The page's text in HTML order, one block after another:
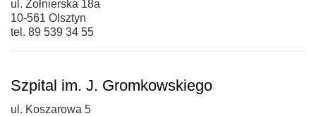
ul. Żołnierska 18a
10-561 Olsztyn
tel. 89 539 34 55
Szpital im. J. Gromkowskiego
ul. Koszarowa 5